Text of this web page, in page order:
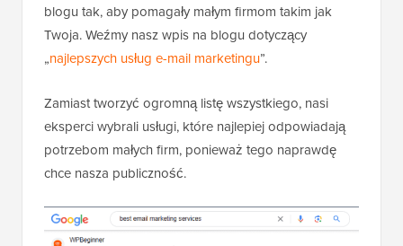
blogu tak, aby pomagały małym firmom takim jak
Twoja. Weźmy nasz wpis na blogu dotyczący
„najlepszych usług e-mail marketingu”.
Zamiast tworzyć ogromną listę wszystkiego, nasi
eksperci wybrali usługi, które najlepiej odpowiadają
potrzebom małych firm, ponieważ tego naprawdę
chce nasza publiczność.